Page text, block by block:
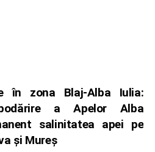
în zona Blaj-Alba Iulia:
a Apelor Alba
salinitatea apei pe
și Mureș